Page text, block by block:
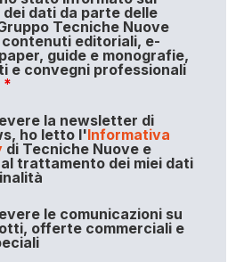
dati da parte delle
Tecniche Nuove
editoriali, e-
guide e monografie,
e convegni professionali
*
la newsletter di
ho letto l'Informativa
di Tecniche Nuove e
trattamento dei miei dati
le comunicazioni su
offerte commerciali e